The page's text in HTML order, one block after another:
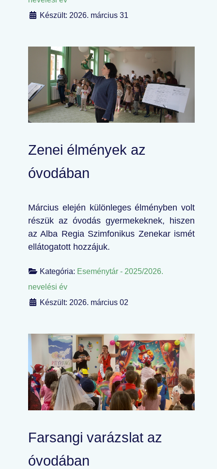
Készült: 2026. március 31
Zenei élmények az
óvodában
Március elején különleges élményben volt
részük az óvodás gyermekeknek, hiszen
az Alba Regia Szimfonikus Zenekar ismét
ellátogatott hozzájuk.
Kategória: Eseménytár - 2025/2026.
nevelési év
Készült: 2026. március 02
Farsangi varázslat az
óvodában